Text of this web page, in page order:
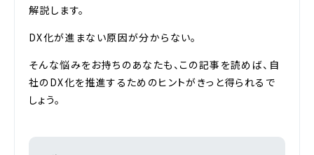
解説します。
DX化が進まない原因が分からない。
そんな悩みをお持ちのあなたも、この記事を読めば、自
社のDX化を推進するためのヒントがきっと得られるで
しょう。